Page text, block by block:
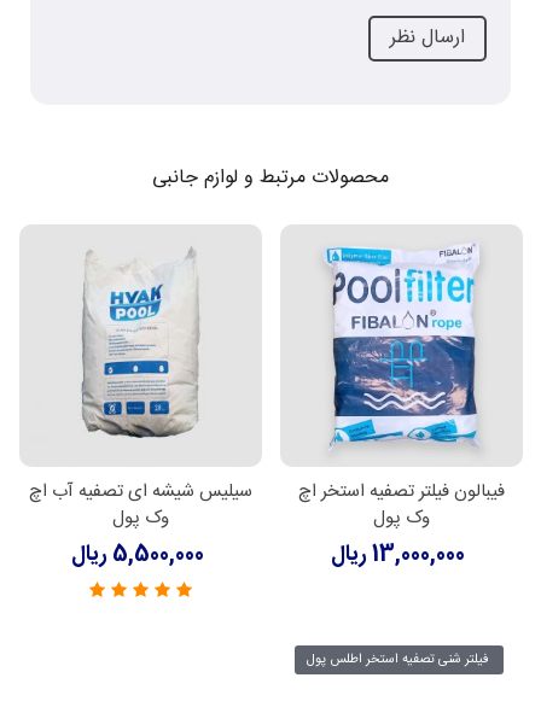
محصولات مرتبط و لوازم جانبی
فیبالون فیلتر تصفیه استخر اچ
وک پول
13,000,000 ریال
سیلیس شیشه ای تصفیه آب اچ
وک پول
5,500,000 ریال
فیلتر شنی تصفیه استخر اطلس پول